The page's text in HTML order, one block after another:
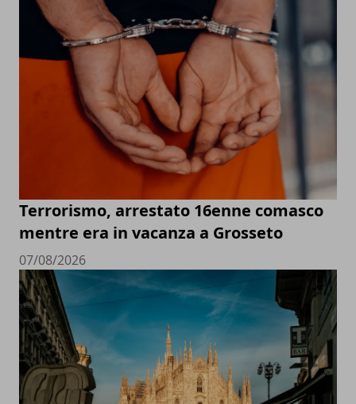
Terrorismo, arrestato 16enne comasco
mentre era in vacanza a Grosseto
07/08/2026